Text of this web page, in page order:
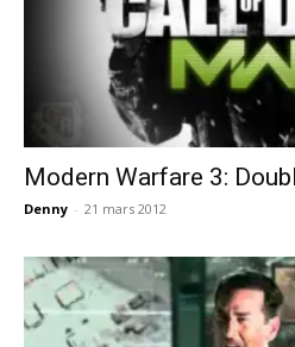
Modern Warfare 3:
Denny - 21 mars 2012